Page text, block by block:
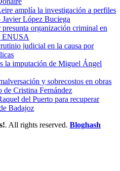
amplía la investigación a perfiles
López Buciega
organización criminal en
ENUSA
judicial en la causa por
la imputación de Miguel Ángel
y sobrecostos en obras
de Cristina Fernández
del Puerto para recuperar
Badajoz
. All rights reserved. Bloghash